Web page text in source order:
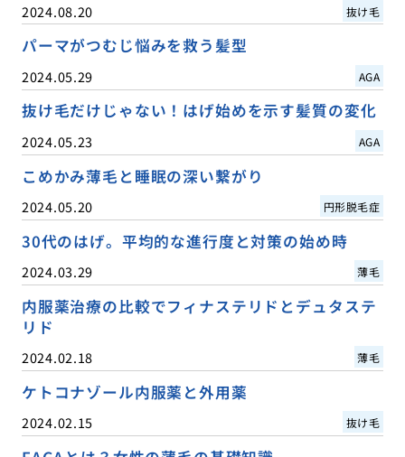
2024.08.20 抜け毛
パーマがつむじ悩みを救う髪型
2024.05.29 AGA
抜け毛だけじゃない！はげ始めを示す髪質の変化
2024.05.23 AGA
こめかみ薄毛と睡眠の深い繋がり
2024.05.20 円形脱毛症
30代のはげ。平均的な進行度と対策の始め時
2024.03.29 薄毛
内服薬治療の比較でフィナステリドとデュタステ
リド
2024.02.18 薄毛
ケトコナゾール内服薬と外用薬
2024.02.15 抜け毛